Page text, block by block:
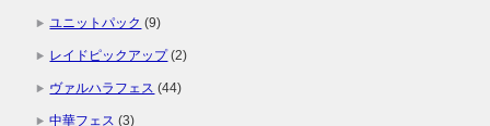
ユニットパック (9)
レイドピックアップ(2)
ヴァルハラフェス (44)
中華フェス (3)